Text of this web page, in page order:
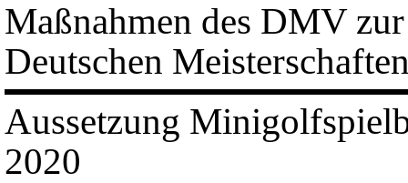
Maßnahmen des DMV
Deutschen
Aussetzung
2020